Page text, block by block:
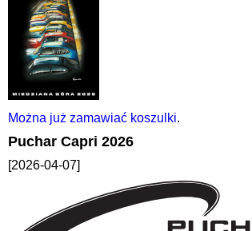
Można już zamawiać koszulki.
Puchar Capri 2026
[2026-04-07]